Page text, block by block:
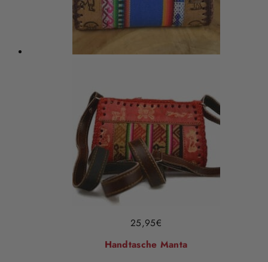
25,95€
Handtasche Manta